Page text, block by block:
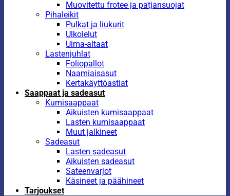
Muovitettu frotee ja patjansuojat
Pihaleikit
Pulkat ja liukurit
Ulkolelut
Uima-altaat
Lastenjuhlat
Foliopallot
Naamiaisasut
Kertakäyttöastiat
Saappaat ja sadeasut
Kumisaappaat
Aikuisten kumisaappaat
Lasten kumisaappaat
Muut jalkineet
Sadeasut
Lasten sadeasut
Aikuisten sadeasut
Sateenvarjot
Käsineet ja päähineet
Tarjoukset